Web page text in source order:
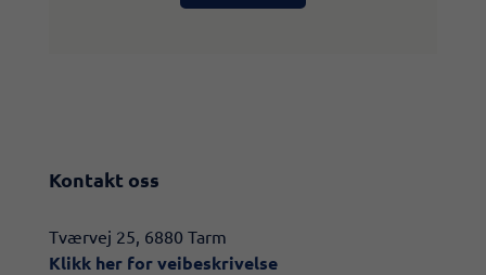
Kontakt oss
​​Tværvej 25, 6880 Tarm
Klikk her for veibeskrivelse​